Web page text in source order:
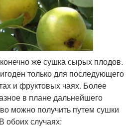
же сушка сырых плодов.
только для последующего
и фруктовых чаях. Более
в плане дальнейшего
можно получить путем сушки
обоих случаях: